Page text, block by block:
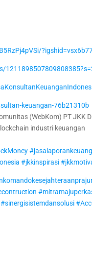
keuangan-76b21310b
(WebKom) PT JKK
industri keuangan
#jkkinspirasi
#sinergisistemdansolusi